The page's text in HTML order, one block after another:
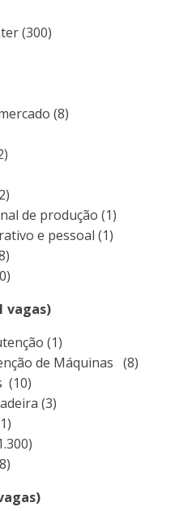
(300)
(8)
de produção (1)
e pessoal (1)
vagas)
(1)
de Máquinas (8)
(10)
(3)